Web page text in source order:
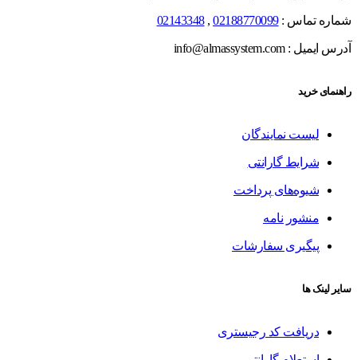
شماره تماس :02188770099
,
02143348
آدرس ایمیل : info@almassystem.com
راهنمای خرید
لیست نمایندگان
شرایط گارانتی
شیوه‌های پرداخت
منشور نامه
پیگیری سفارشات
سایر لینک ها
دریافت کد رجیستری